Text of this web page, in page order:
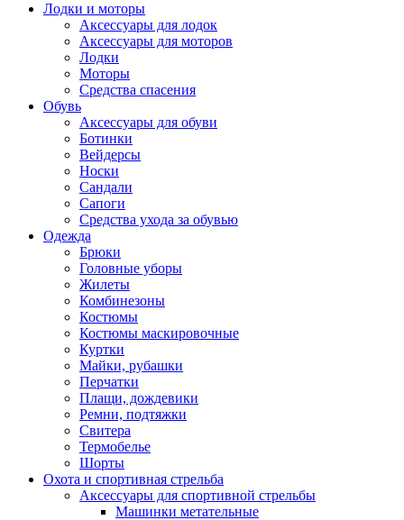
Лодки и моторы
Аксессуары для лодок
Аксессуары для моторов
Лодки
Моторы
Средства спасения
Обувь
Аксессуары для обуви
Ботинки
Вейдерсы
Носки
Сандали
Сапоги
Средства ухода за обувью
Одежда
Брюки
Головные уборы
Жилеты
Комбинезоны
Костюмы
Костюмы маскировочные
Куртки
Майки, рубашки
Перчатки
Плащи, дождевики
Ремни, подтяжки
Свитера
Термобелье
Шорты
Охота и спортивная стрельба
Аксессуары для спортивной стрельбы
Машинки метательные